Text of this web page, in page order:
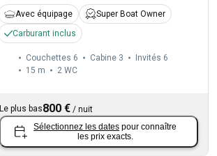
Avec équipage
Super Boat Owner
Carburant inclus
Couchettes 6 Cabine 3
Invités 6
15 m
2 WC
Le plus bas800 € /nuit
Sélectionnez les dates pour connaître
les prix exacts.